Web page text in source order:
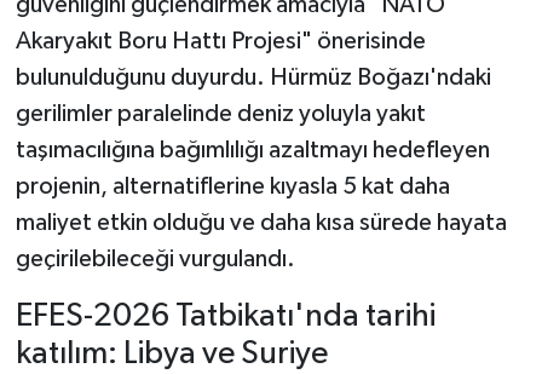
güvenliğini güçlendirmek amacıyla "NATO
Akaryakıt Boru Hattı Projesi" önerisinde
bulunulduğunu duyurdu. Hürmüz Boğazı'ndaki
gerilimler paralelinde deniz yoluyla yakıt
taşımacılığına bağımlılığı azaltmayı hedefleyen
projenin, alternatiflerine kıyasla 5 kat daha
maliyet etkin olduğu ve daha kısa sürede hayata
geçirilebileceği vurgulandı.
EFES-2026 Tatbikatı'nda tarihi
katılım: Libya ve Suriye